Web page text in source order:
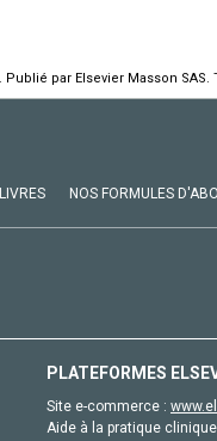
par Elsevier Masson SAS.
LIVRES NOS FORMULES
PLATEFORMES
Site e-commerce :
Aide à la pratique